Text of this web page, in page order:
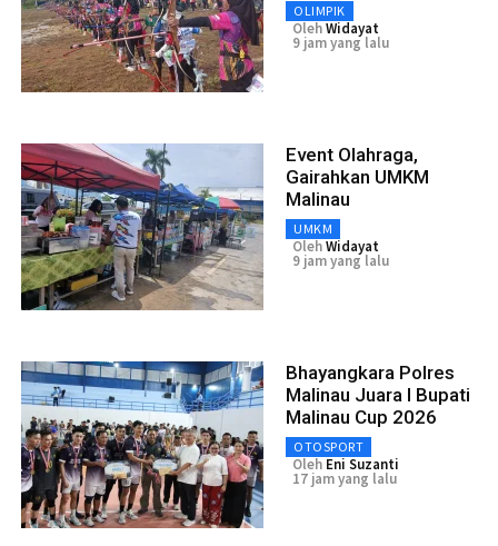
OLIMPIK
OlehWidayat
9 jam yang lalu
Event Olahraga,
Gairahkan UMKM
Malinau
UMKM
OlehWidayat
9 jam yang lalu
Bhayangkara Polres
Malinau Juara I Bupati
Malinau Cup 2026
OTOSPORT
Oleh Eni Suzanti
17 jam yang lalu